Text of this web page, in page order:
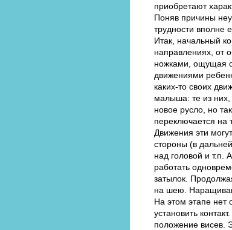
приобретают
Поняв причины
трудности вполне
Итак, начальный
направлениях, от
ножками, ощущая
движениями
каких-то своих
малыша: те из
новое русло, но
переключается на
Движения эти
стороны (в
над головой и т.п.
работать
затылок.
на шею.
На этом этапе нет
установить
положение висев.